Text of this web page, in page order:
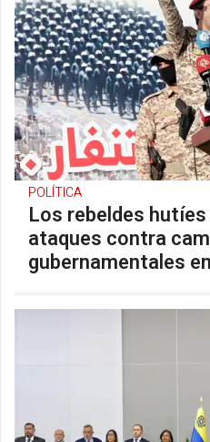
POLÍTICA
Los rebeldes
ataques contra
gubernamentales